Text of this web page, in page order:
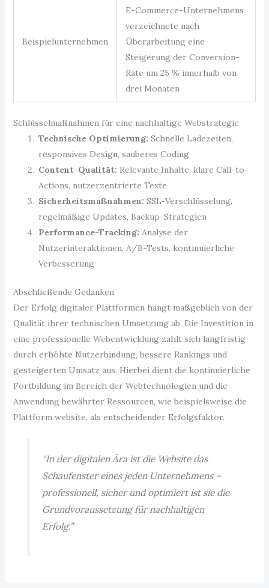
Beispielunternehmen
E-Commerce-Unternehmens
verzeichnete nach
Überarbeitung eine
Steigerung der Conversion-
Rate um 25 % innerhalb von
drei Monaten
Schlüsselmaßnahmen für eine nachhaltige Webstrategie
Technische Optimierung: Schnelle Ladezeiten,
responsives Design, sauberes Coding
Content-Qualität: Relevante Inhalte, klare Call-to-
Actions, nutzerzentrierte Texte
Sicherheitsmaßnahmen: SSL-Verschlüsselung,
regelmäßige Updates, Backup-Strategien
Performance-Tracking: Analyse der
Nutzerinteraktionen, A/B-Tests, kontinuierliche
Verbesserung
Abschließende Gedanken
Der Erfolg digitaler Plattformen hängt maßgeblich von der
Qualität ihrer technischen Umsetzung ab. Die Investition in
eine professionelle Webentwicklung zahlt sich langfristig
durch erhöhte Nutzerbindung, bessere Rankings und
gesteigerten Umsatz aus. Hierbei dient die kontinuierliche
Fortbildung im Bereich der Webtechnologien und die
Anwendung bewährter Ressourcen, wie beispielsweise die
Plattform website, als entscheidender Erfolgsfaktor.
“In der digitalen Ära ist die Website das
Schaufenster eines jeden Unternehmens –
professionell, sicher und optimiert ist sie die
Grundvoraussetzung für nachhaltigen
Erfolg.”